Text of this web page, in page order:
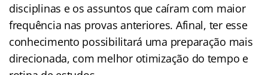
disciplinas e os assuntos que caíram com maior
frequência nas provas anteriores. Afinal, ter esse
conhecimento possibilitará uma preparação mais
direcionada, com melhor otimização do tempo e